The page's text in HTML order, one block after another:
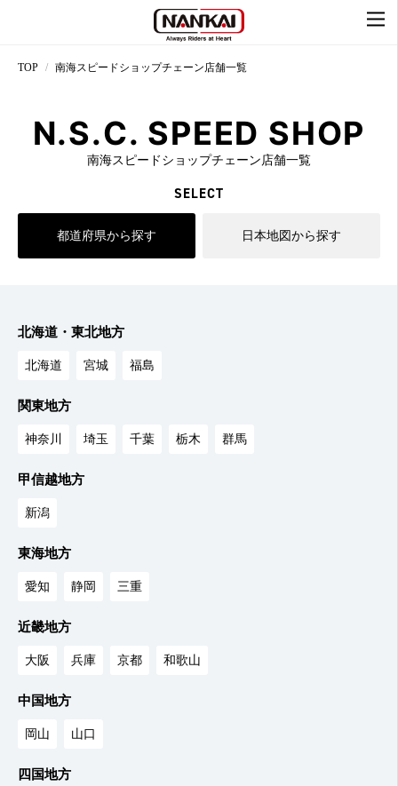
TOP 南海スピードショップチェーン店舗一覧
N.S.C. SPEED SHOP
南海スピードショップチェーン店舗一覧
SELECT
都道府県から探す 日本地図から探す
北海道・東北地方
北海道 宮城 福島
関東地方
神奈川 埼玉 千葉 栃木 群馬
甲信越地方
新潟
東海地方
愛知 静岡 三重
近畿地方
大阪 兵庫 京都 和歌山
中国地方
岡山 山口
四国地方